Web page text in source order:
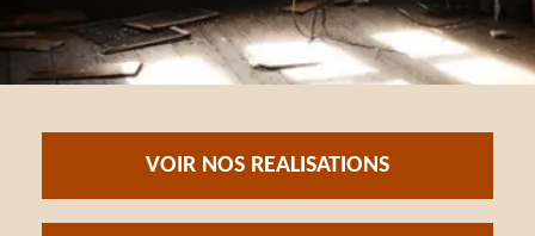
VOIR NOS REALISATIONS